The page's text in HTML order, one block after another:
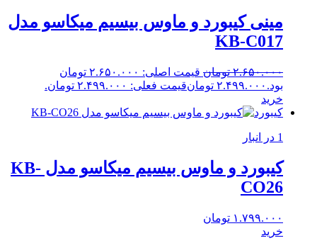
مینی کیبورد و ماوس بیسیم میکاسو مدل
KB-C017
۲.۶۵۰.۰۰۰ تومان
قیمت اصلی: ۲.۶۵۰.۰۰۰ تومان
بود. ۲.۴۹۹.۰۰۰ تومانقیمت فعلی: ۲.۴۹۹.۰۰۰ تومان.
خرید
کیبورد
1 در انبار
کیبورد و ماوس بیسیم میکاسو مدل KB-
CO26
۱.۷۹۹.۰۰۰ تومان
خرید